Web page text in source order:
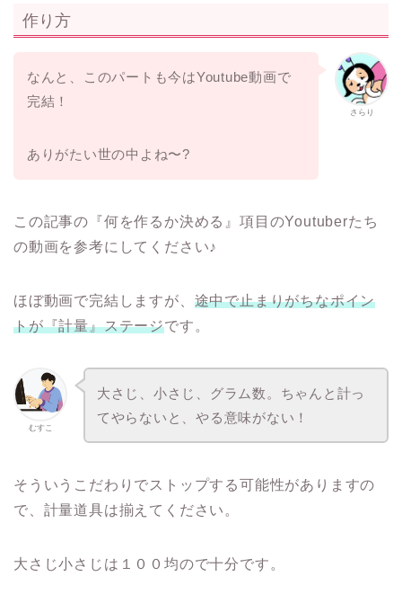
作り方
さらり
なんと、このパートも今はYoutube動画で
完結！
ありがたい世の中よね〜?
この記事の『何を作るか決める』項目のYoutuberたち
の動画を参考にしてください♪
ほぼ動画で完結しますが、 途中で止まりがちなポイン
トが『計量』ステージです。
むすこ
大さじ、小さじ、グラム数。ちゃんと計っ
てやらないと、やる意味がない！
そういうこだわりでストップする可能性がありますの
で、計量道具は揃えてください。
大さじ小さじは１００均ので十分です。